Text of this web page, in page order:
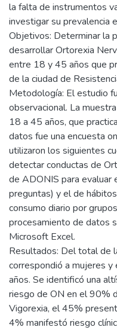
la falta de instrumentos
investigar su prevalencia
Objetivos: Determinar la
desarrollar Ortorexia
entre 18 y 45 años que
de la ciudad de
Metodología: El estudio
observacional. La
18 a 45 años, que
datos fue una encuesta
utilizaron los siguientes
detectar conductas de
de ADONIS para evaluar
preguntas) y el de
consumo diario por
procesamiento de datos
Microsoft Excel.
Resultados: Del total de
correspondió a mujeres
años. Se identificó una
riesgo de ON en el 90%
Vigorexia, el 45%
4% manifestó riesgo